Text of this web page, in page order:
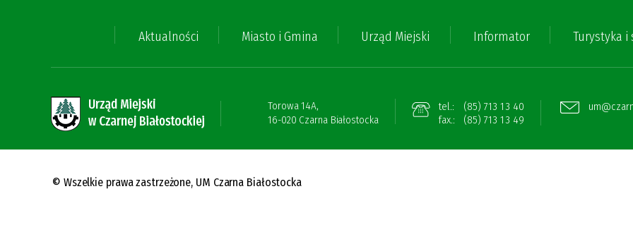
Aktualności Miasto i Gmina Urząd Miejski Informator Turystyka i
Torowa 14A,
16-020 Czarna Białostocka
tel.:
(85) 713 13 40
fax.:
(85) 713 13 49
© Wszelkie prawa zastrzeżone, UM Czarna Białostocka